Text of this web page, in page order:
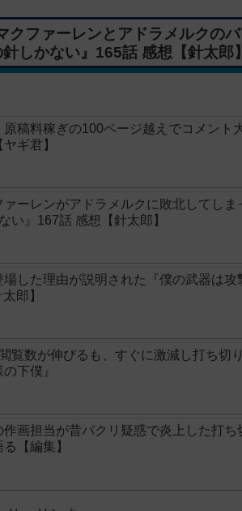
クファーレンとアドラメルクの
しかない』165話 感想【針太郎】
稿料稼ぎの100ページ越えでコメント
ギ君】
ーレンがアドラメルクに敗北してしま
い』167話 感想【針太郎】
した理由が説明された『僕の武器は攻
郎】
覧数が伸びるも、すぐに激減し打ち切
下僕』
画担当が昔パクリ疑惑で炎上した打ち
【編集】